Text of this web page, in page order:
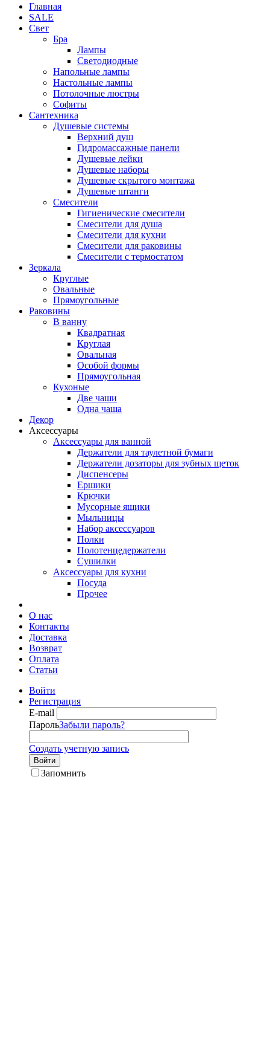
Главная
SALE
Свет
Бра
Лампы
Светодиодные
Напольные лампы
Настольные лампы
Потолочные люстры
Софиты
Сантехника
Душевые системы
Верхний душ
Гидромассажные панели
Душевые лейки
Душевые наборы
Душевые скрытого монтажа
Душевые штанги
Смесители
Гигиенические смесители
Смесители для душа
Смесители для кухни
Смесители для раковины
Смесители с термостатом
Зеркала
Круглые
Овальные
Прямоугольные
Раковины
В ванну
Квадратная
Круглая
Овальная
Особой формы
Прямоугольная
Кухоные
Две чаши
Одна чаша
Декор
Аксессуары
Аксессуары для ванной
Держатели для таулетной бумаги
Держатели дозаторы для зубных щеток
Диспенсеры
Ершики
Крючки
Мусорные ящики
Мыльницы
Набор аксессуаров
Полки
Полотенцедержатели
Сушилки
Аксессуары для кухни
Посуда
Прочее
О нас
Контакты
Доставка
Возврат
Оплата
Статьи
Войти
Регистрация
E-mail
ПарольЗабыли пароль?
Создать учетную запись
Войти
Запомнить